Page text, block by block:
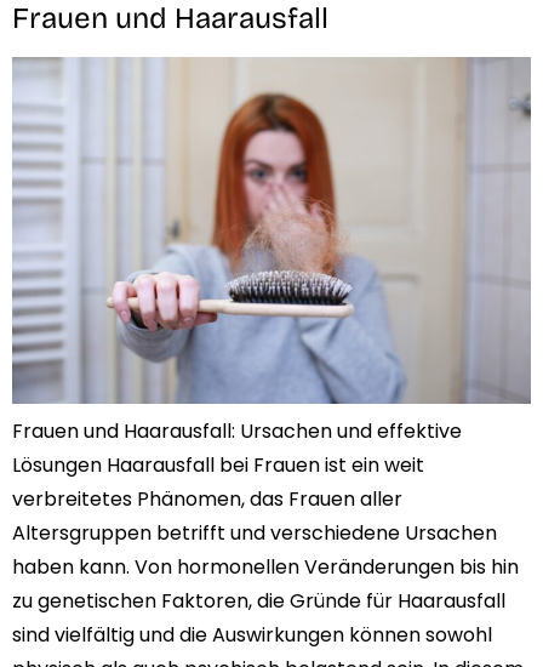
Frauen und Haarausfall
Frauen und Haarausfall: Ursachen und effektive
Lösungen Haarausfall bei Frauen ist ein weit
verbreitetes Phänomen, das Frauen aller
Altersgruppen betrifft und verschiedene Ursachen
haben kann. Von hormonellen Veränderungen bis hin
zu genetischen Faktoren, die Gründe für Haarausfall
sind vielfältig und die Auswirkungen können sowohl